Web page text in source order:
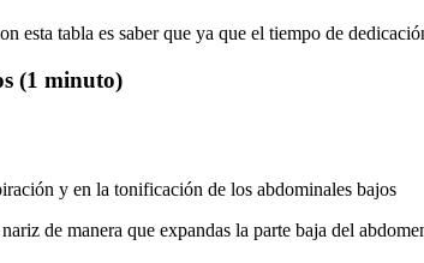
esta tabla es saber que ya que el tiempo de
(1 minuto)
y en la tonificación de los abdominales bajos
de manera que expandas la parte baja del